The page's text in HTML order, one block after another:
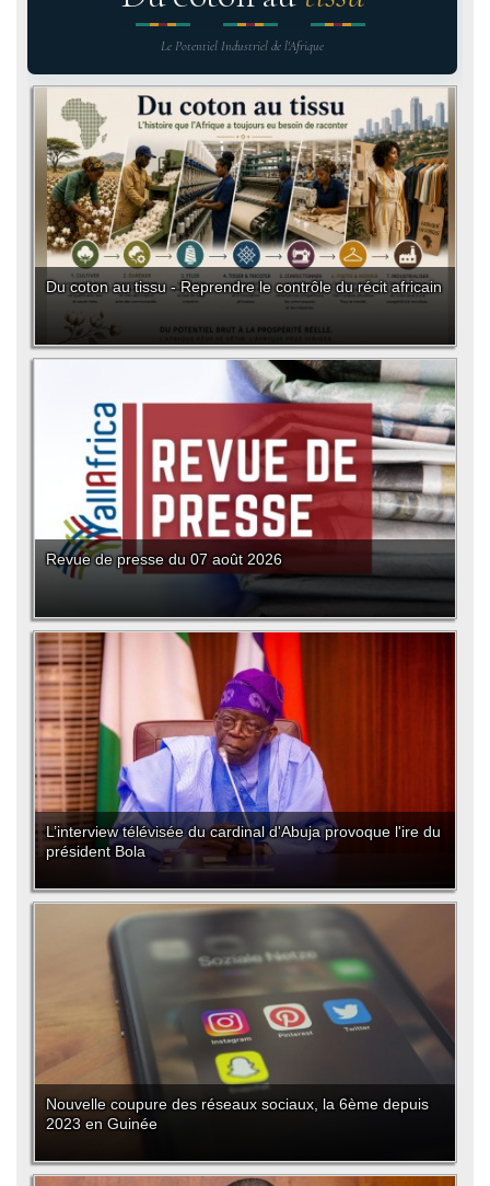
Le Potentiel Industriel de l'Afrique
Du coton au tissu - Reprendre le contrôle du récit africain
Revue de presse du 07 août 2026
L’interview télévisée du cardinal d'Abuja provoque l'ire du
président Bola
Nouvelle coupure des réseaux sociaux, la 6ème depuis
2023 en Guinée